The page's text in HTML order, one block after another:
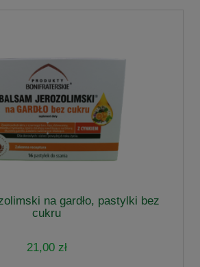
na gardło, pastylki bez
cukru
21,00 zł